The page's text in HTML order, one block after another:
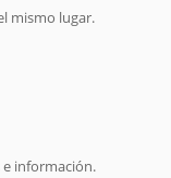
mismo lugar.
información.